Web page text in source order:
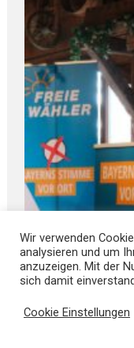
Politischer G I L
ÖDP
Wir verwenden
analysieren und um
anzuzeigen. Mit der
sich damit
Cookie Einstellungen